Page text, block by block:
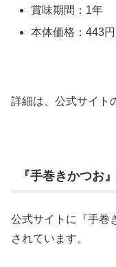
賞味期間：1年
本体価格：443
詳細は、公式サイト
『手巻きかつお
公式サイトに『手巻
されています。